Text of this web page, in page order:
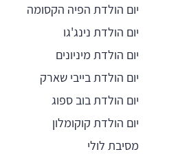
יום הולדת הפיה הקסומה
יום הולדת נינג'גו
יום הולדת מיניונים
יום הולדת בייבי שארק
יום הולדת בוב ספוג
יום הולדת קוקומלון
מסיבת לולי